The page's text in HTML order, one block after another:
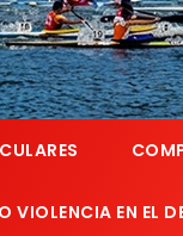
VIOLENCIA EN EL